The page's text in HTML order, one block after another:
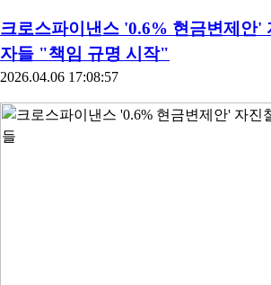
크로스파이낸스 '0.6% 현금변제안'
자들 "책임 규명 시작"
2026.04.06 17:08:57